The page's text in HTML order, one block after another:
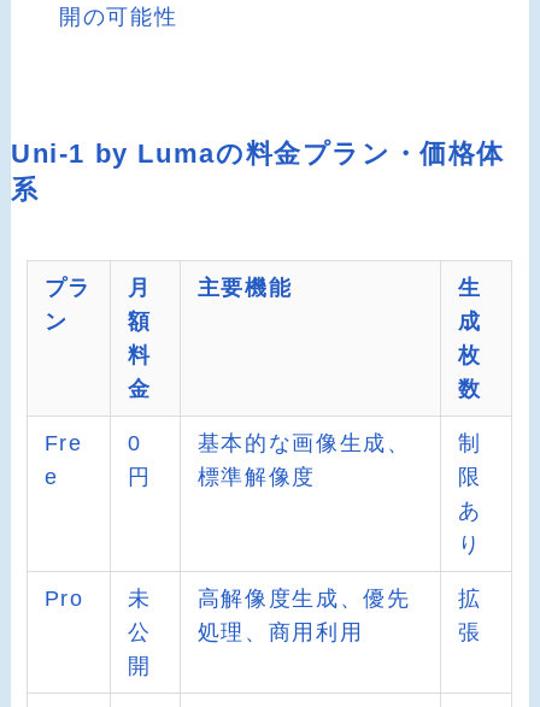
開の可能性
Uni-1 by Lumaの料金プラン・価格体
系
プラ
ン
月
額
料
金
主要機能
生
成
枚
数
Fre
e
0
円
基本的な画像生成、
標準解像度
制
限
あ
り
Pro
未
公
開
高解像度生成、優先
処理、商用利用
拡
張